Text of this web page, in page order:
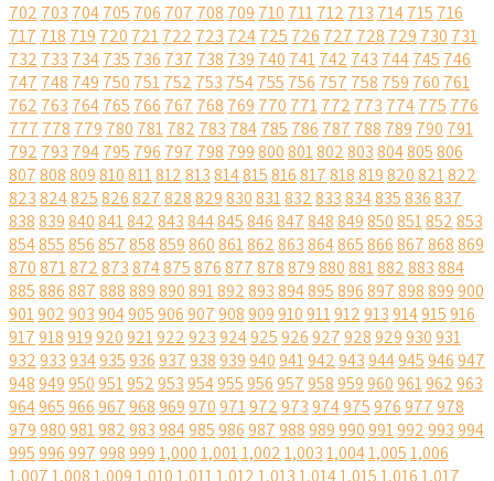
702 703 704705 706 707 708 709 710 711712 713 714715 716
717 718 719 720 721722 723 724725 726 727 728 729 730 731
732 733 734735 736 737 738 739 740 741742 743 744745 746
747 748 749 750 751752 753 754755 756 757 758 759 760 761
762 763 764765 766 767 768 769 770 771772 773 774775 776
777 778 779 780 781782 783 784785 786 787 788 789 790 791
792 793 794795 796 797 798 799800801802803804805806
807808809810811812813814815816817818819820821822
823824825826827828829830831832833834835836837
838839840841842843844845846847848849850851852853
854855856857858859860861862863864865866867868869
870871872873874875876877878879880881882883884
885886887888889890891892893894895896897898899900
901902903904905906907908909910911912913914915916
917918919920921922923924925926927928929930931
932933934935936937938939940941942943944945946947
948949950951952953954955956957958959960961962963
964965966967968969970971972973974975976977978
979980981982983984985986987988989990991992993994
9959969979989991,0001,0011,0021,0031,0041,0051,006